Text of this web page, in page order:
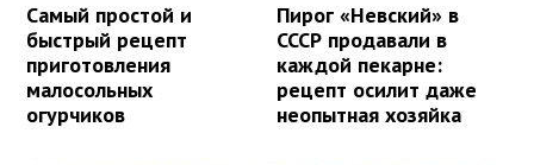
Самый простой и
быстрый рецепт
приготовления
малосольных
огурчиков
Пирог «Невский» в
СССР продавали в
каждой пекарне:
рецепт осилит даже
неопытная хозяйка